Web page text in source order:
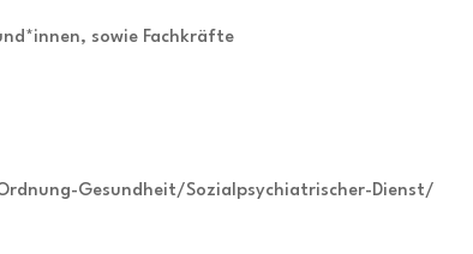
sowie Fachkräfte
Gesundheit/Sozialpsychiatrischer-Dienst/